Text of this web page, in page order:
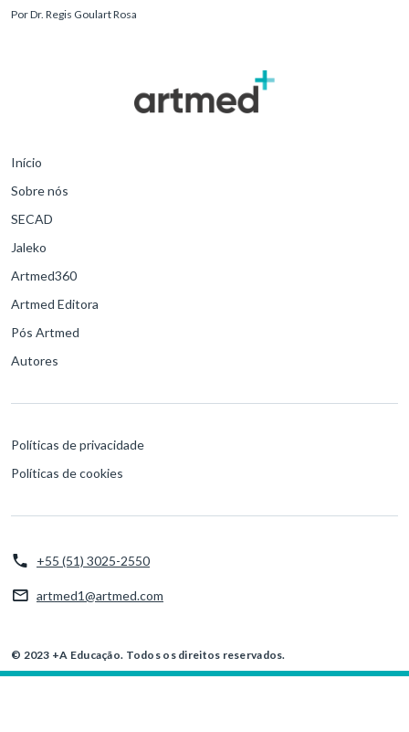
para o desfe
PorDr. Regis Goulart Rosa
Início
Sobre nós
SECAD
Jaleko
Artmed360
Artmed Editora
Pós Artmed
Autores
Políticas de privacidade
Políticas de cookies
+55 (51) 3025-2550
artmed1@artmed.com
© 2023 +A Educação. Todos os direitos reservados.